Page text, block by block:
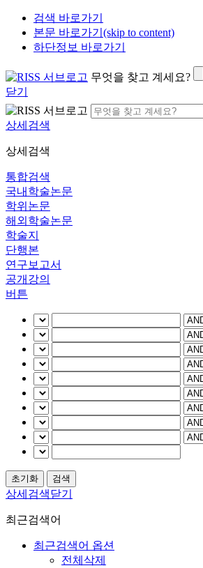
검색 바로가기
본문 바로가기(skip to content)
하단정보 바로가기
무엇을 찾고 계세요?
닫기
상세검색
상세검색
통합검색
국내학술논문
학위논문
해외학술논문
학술지
단행본
연구보고서
공개강의
버튼
상세검색닫기
최근검색어
최근검색어 옵션
전체삭제